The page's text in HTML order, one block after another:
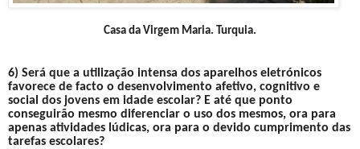
Casa da Virgem Maria. Turquia.
6) Será que a utilização intensa dos aparelhos eletrónicos
favorece de facto o desenvolvimento afetivo, cognitivo e
social dos jovens em idade escolar? E até que ponto
conseguirão mesmo diferenciar o uso dos mesmos, ora para
apenas atividades lúdicas, ora para o devido cumprimento das
tarefas escolares?